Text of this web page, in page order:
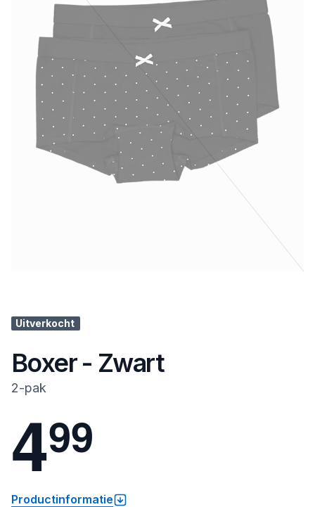
Uitverkocht
Boxer - Zwart
2-pak
499
Productinformatie